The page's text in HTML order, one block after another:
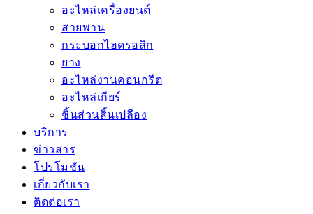
อะไหล่เครื่องยนต์
สายพาน
กระบอกไฮดรอลิก
ยาง
อะไหล่งานคอนกรีต
อะไหล่เกียร์
ชิ้นส่วนสิ้นเปลือง
บริการ
ข่าวสาร
โปรโมชัน
เกี่ยวกับเรา
ติดต่อเรา